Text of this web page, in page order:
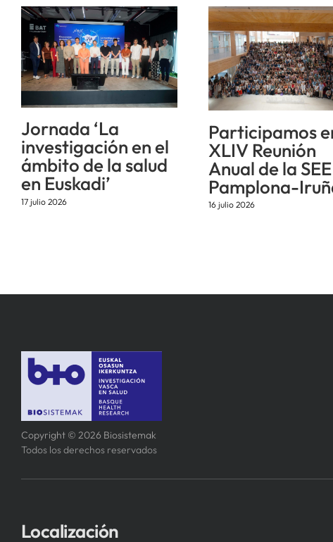
Jornada ‘La
investigación en el
ámbito de la salud
en Euskadi’
17 julio 2026
Participamos
XLIV Reunión
Anual de la
Pamplona-
16 julio 2026
Copyright © 2026 Biosistemak
Todos los derechos reservados
Localización